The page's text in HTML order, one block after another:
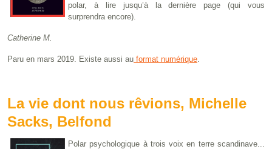
polar, à lire jusqu’à la dernière page (qui vous
surprendra encore).
Catherine M.
Paru en mars 2019. Existe aussi au format numérique
La vie dont nous rêvions, Michelle
Sacks, Belfond
Polar psychologique à trois voix en terre scandinave...